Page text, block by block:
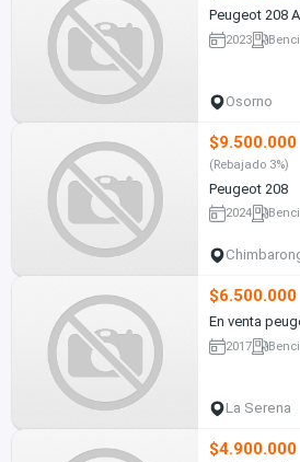
Peugeot 208
2023
Osorno
$9.500.000
(Rebajado 3%)
Peugeot 208
2024
$6.500.000
En venta
2017
La Serena
$4.900.000